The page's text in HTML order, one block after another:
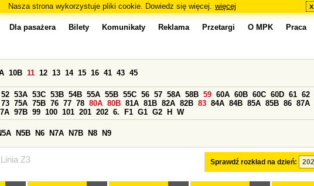
Nasza strona wykorzystuje pliki cookie. Dowiedz się więcej. więcej x
Linia Z3
Dla pasażera Bilety Komunikaty Reklama Przetargi O MPK Praca
Sprawdź rozkład na dzień:
10B 11 12 13 14 15 16 41 43 45
52 53A 53C 53B 54B 55A 55B 55C 56 57 58A 58B 59 60A 60B 60C 60D 61 62
73 75A 75B 76 77 78 80A 80B 81A 81B 82A 82B 83 84A 84B 85A 85B 86 87A
97B 99 100 101 201 202 6. F1 G1 G2 H W
N5B N6 N7A N7B N8 N9